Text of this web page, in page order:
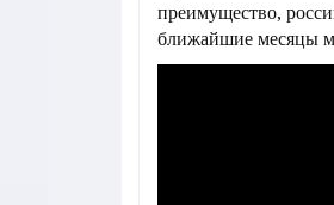
преимущество,
ближайшие месяцы